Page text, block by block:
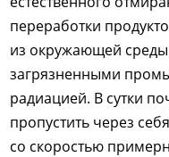
переработки
из окружающей среды
загрязненными
радиацией. В сутки
пропустить через
со скоростью